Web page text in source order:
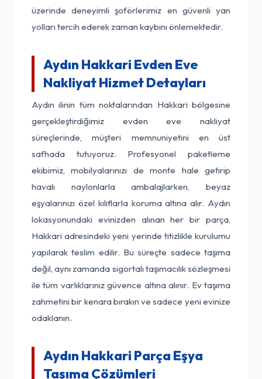
üzerinde deneyimli şoförlerimiz en güvenli yan
yolları tercih ederek zaman kaybını önlemektedir.
Aydın Hakkari Evden Eve
Nakliyat Hizmet Detayları
Aydın ilinin tüm noktalarından Hakkari bölgesine
gerçekleştirdiğimiz evden eve nakliyat
süreçlerinde, müşteri memnuniyetini en üst
safhada tutuyoruz. Profesyonel paketleme
ekibimiz, mobilyalarınızı de monte hale getirip
havalı naylonlarla ambalajlarken, beyaz
eşyalarınızı özel kılıflarla koruma altına alır. Aydın
lokasyonundaki evinizden alınan her bir parça,
Hakkari adresindeki yeni yerinde titizlikle kurulumu
yapılarak teslim edilir. Bu süreçte sadece taşıma
değil, aynı zamanda sigortalı taşımacılık sözleşmesi
ile tüm varlıklarınız güvence altına alınır. Ev taşıma
zahmetini bir kenara bırakın ve sadece yeni evinize
odaklanın.
Aydın Hakkari Parça Eşya
Taşıma Çözümleri